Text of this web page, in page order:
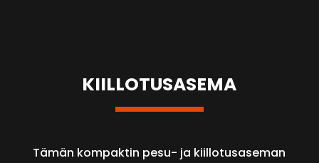
KIILLOTUSASEMA
Tämän kompaktin pesu- ja kiillotusaseman